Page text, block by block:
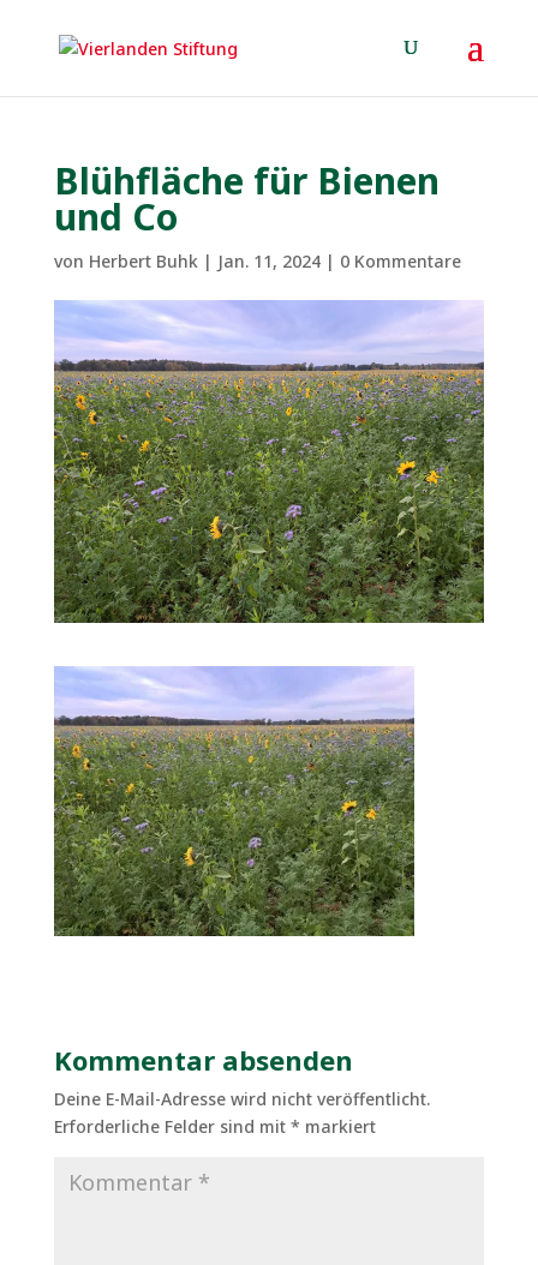
Blühfläche für Bienen
und Co
von Herbert Buhk| Jan. 11, 2024| 0 Kommentare
Kommentar absenden
Deine E-Mail-Adresse wird nicht veröffentlicht.
Erforderliche Felder sind mit * markiert